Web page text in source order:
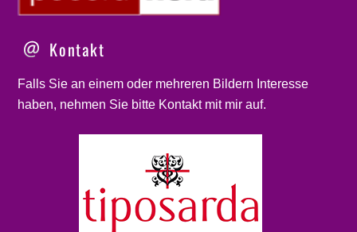
Kontakt
Falls Sie an einem oder mehreren Bildern Interesse
haben, nehmen Sie bitte Kontaktmit mir auf.